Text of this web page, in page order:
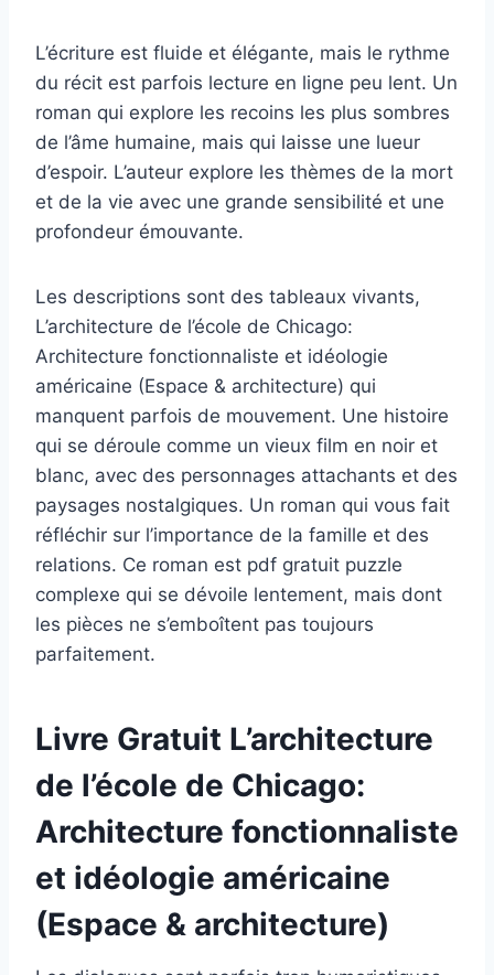
L’écriture est fluide et élégante, mais le rythme
du récit est parfois lecture en ligne peu lent. Un
roman qui explore les recoins les plus sombres
de l’âme humaine, mais qui laisse une lueur
d’espoir. L’auteur explore les thèmes de la mort
et de la vie avec une grande sensibilité et une
profondeur émouvante.
Les descriptions sont des tableaux vivants,
L’architecture de l’école de Chicago:
Architecture fonctionnaliste et idéologie
américaine (Espace & architecture) qui
manquent parfois de mouvement. Une histoire
qui se déroule comme un vieux film en noir et
blanc, avec des personnages attachants et des
paysages nostalgiques. Un roman qui vous fait
réfléchir sur l’importance de la famille et des
relations. Ce roman est pdf gratuit puzzle
complexe qui se dévoile lentement, mais dont
les pièces ne s’emboîtent pas toujours
parfaitement.
Livre Gratuit L’architecture
de l’école de Chicago:
Architecture fonctionnaliste
et idéologie américaine
(Espace & architecture)